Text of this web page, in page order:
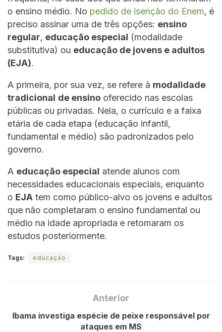
o ensino médio. No pedido de isenção do Enem, é
preciso assinar uma de três opções: ensino
regular, educação especial (modalidade
substitutiva) ou educação de jovens e adultos
(EJA).
A primeira, por sua vez, se refere à modalidade
tradicional de ensino oferecido nas escolas
públicas ou privadas. Nela, o currículo e a faixa
etária de cada etapa (educação infantil,
fundamental e médio) são padronizados pelo
governo.
A educação especial atende alunos com
necessidades educacionais especiais, enquanto
o EJA tem como público-alvo os jovens e adultos
que não completaram o ensino fundamental ou
médio na idade apropriada e retomaram os
estudos posteriormente.
Tags: educação
Anterior
Ibama investiga espécie de peixe responsável por
ataques em MS